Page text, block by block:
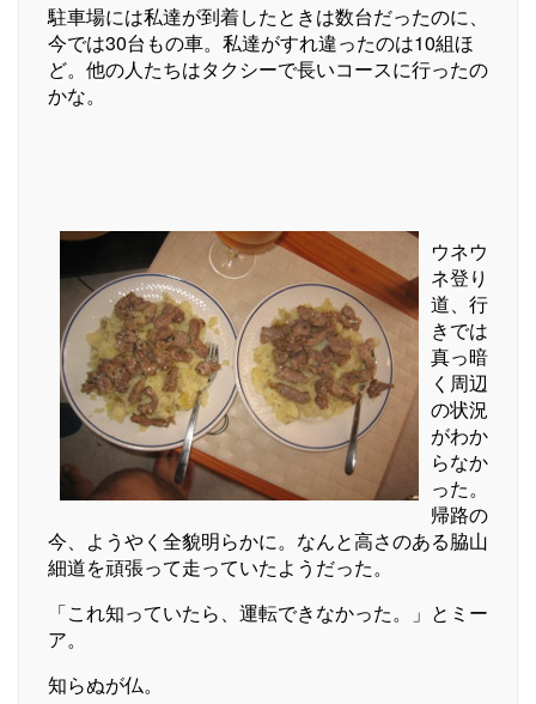
駐車場には私達が到着したときは数台だったのに、
今では30台もの車。私達がすれ違ったのは10組ほ
ど。他の人たちはタクシーで長いコースに行ったの
かな。
ウネウ
ネ登り
道、行
きでは
真っ暗
く周辺
の状況
がわか
らなか
った。
帰路の
今、ようやく全貌明らかに。なんと高さのある脇山
細道を頑張って走っていたようだった。
「これ知っていたら、運転できなかった。」とミー
ア。
知らぬが仏。